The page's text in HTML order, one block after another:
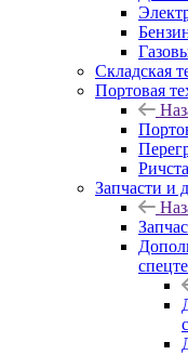
Складская
Портовая
Запчасти и